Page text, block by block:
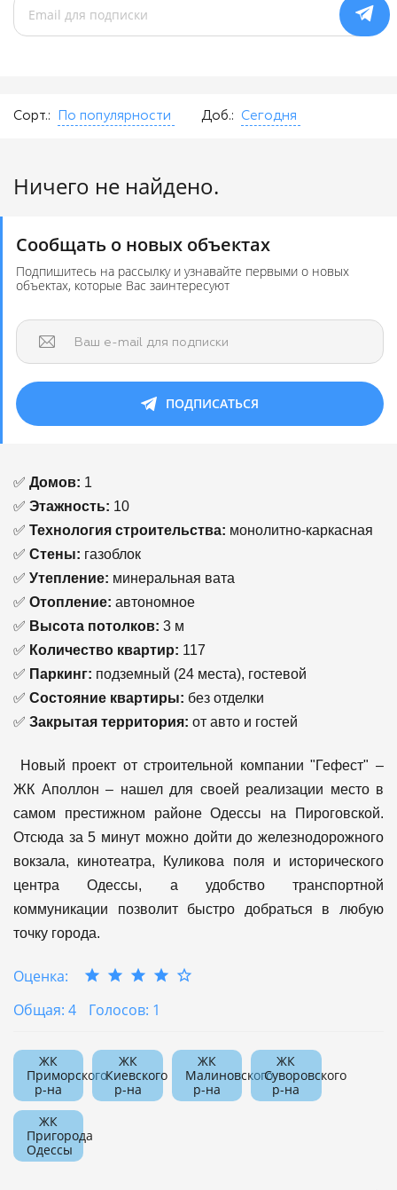
Сорт.: По популярности Доб.: Сегодня
Ничего не найдено.
Сообщать о новых объектах
Подпишитесь на рассылку и узнавайте первыми о новых
объектах, которые Вас заинтересуют
Ваш e-mail для подписки
ПОДПИСАТЬСЯ
✅ Домов: 1
✅ Этажность: 10
✅ Технология строительства: монолитно-каркасная
✅ Стены: газоблок
✅ Утепление: минеральная вата
✅ Отопление: автономное
✅ Высота потолков: 3 м
✅ Количество квартир: 117
✅ Паркинг: подземный (24 места), гостевой
✅ Состояние квартиры: без отделки
✅ Закрытая территория: от авто и гостей
Новый проект от строительной компании "Гефест" –
ЖК Аполлон – нашел для своей реализации место в
самом престижном районе Одессы на Пироговской.
Отсюда за 5 минут можно дойти до железнодорожного
вокзала, кинотеатра, Куликова поля и исторического
центра Одессы, а удобство транспортной
коммуникации позволит быстро добраться в любую
точку города.
Оценка:
Общая: 4
Голосов: 1
ЖК
Приморского
р-на
ЖК
Киевского
р-на
ЖК
Малиновского
р-на
ЖК
Суворовского
р-на
ЖК
Пригорода
Одессы